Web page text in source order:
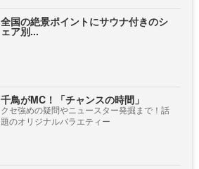
全国の絶景ポイントにサウナ付きのシ
ェア別...
千鳥がMC！「チャンスの時間」
クセ強めの疑問やニュースター発掘まで！話
題のオリジナルバラエティー